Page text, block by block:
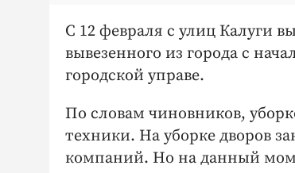
С 12 февраля с улиц Калуги
вывезенного из города с
городской управе.
По словам чиновников,
техники. На уборке дворов
компаний. Но на данный